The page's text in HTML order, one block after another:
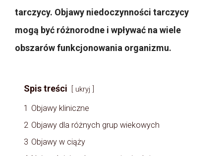
tarczycy. Objawy niedoczynności tarczycy
mogą być różnorodne i wpływać na wiele
obszarów funkcjonowania organizmu.
Spis treści ukryj
1 Objawy kliniczne
2 Objawy dla różnych grup wiekowych
3 Objawy w ciąży